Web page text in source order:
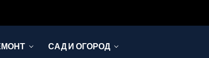
САД И ОГОРОД